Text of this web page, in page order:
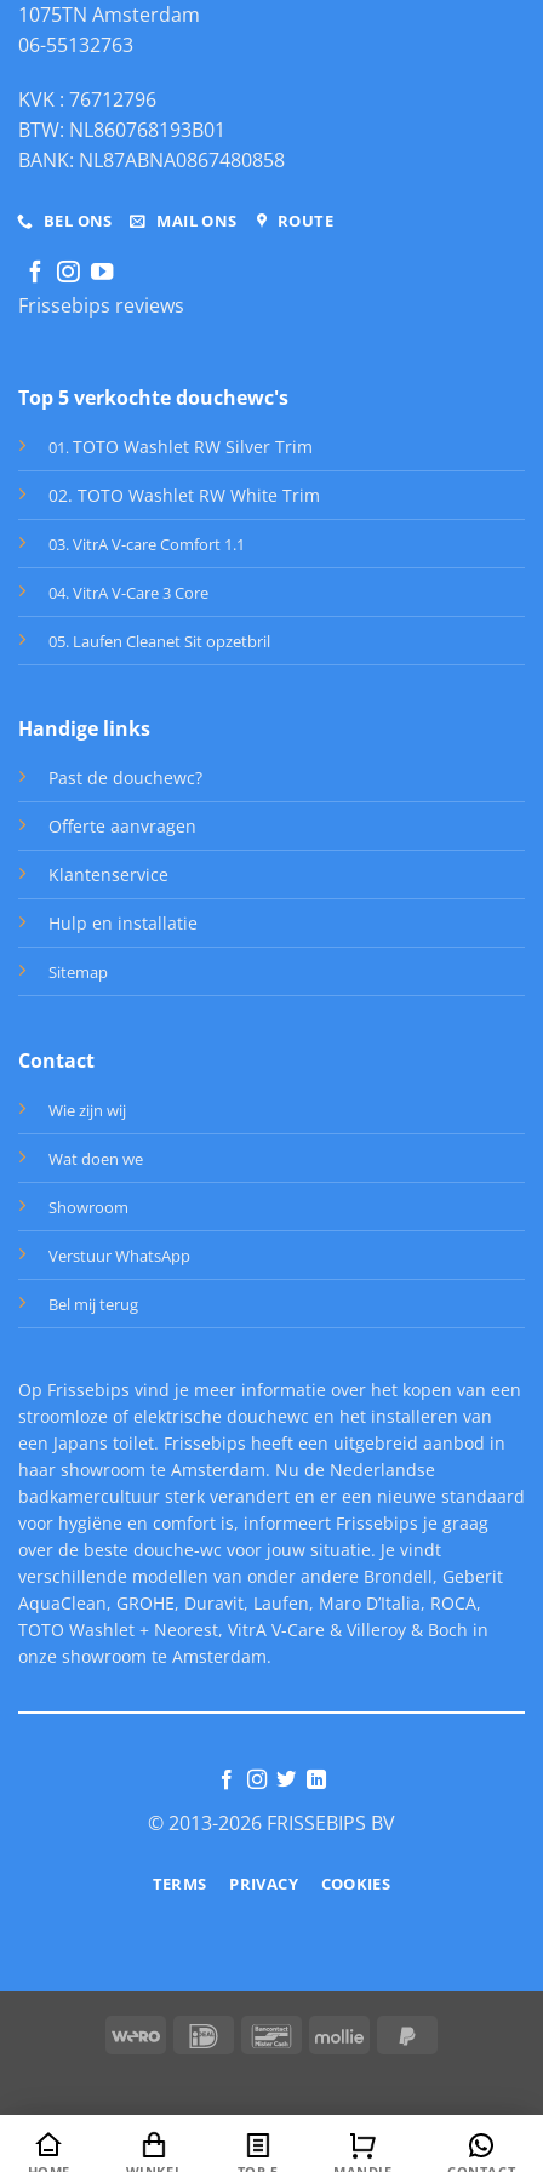
1075TN Amsterdam
06-55132763
KVK : 76712796
BTW: NL860768193B01
BANK: NL87ABNA0867480858
BEL ONS MAIL ONS ROUTE
Frissebips reviews
Top 5 verkochte douchewc's
01 . TOTO Washlet RW Silver Trim
02. TOTO Washlet RW White Trim
03. VitrA V-care Comfort 1.1
04. VitrA V-Care 3 Core
05. Laufen Cleanet Sit opzetbril
Handige links
Past de douchewc?
Offerte aanvragen
Klantenservice
Hulp en installatie
Sitemap
Contact
Wie zijn wij
Wat doen we
Showroom
Verstuur WhatsApp
Bel mij terug
Op Frissebips vind je meer informatie over het kopen van een
stroomloze of elektrische douchewc en het installeren van
een Japans toilet. Frissebips heeft een uitgebreid aanbod in
haar showroom te Amsterdam. Nu de Nederlandse
badkamercultuur sterk verandert en er een nieuwe standaard
voor hygiëne en comfort is, informeert Frissebips je graag
over de beste douche-wc voor jouw situatie. Je vindt
verschillende modellen van onder andere Brondell, Geberit
AquaClean, GROHE, Duravit, Laufen, Maro D’Italia, ROCA,
TOTO Washlet + Neorest, VitrA V-Care & Villeroy & Boch in
onze showroom te Amsterdam.
© 2013-2026 FRISSEBIPS BV
TERMS PRIVACY COOKIES
Wero IDeal BancontactMollie